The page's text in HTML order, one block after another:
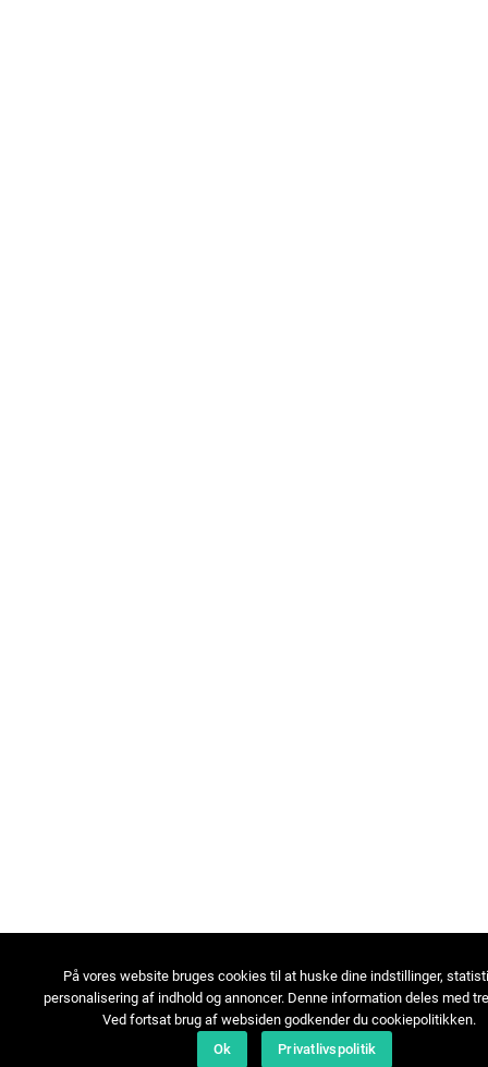
På vores website bruges cookies til at huske dine indstillinger,
personalisering af indhold og annoncer. Denne information deles med
Ved fortsat brug af websiden godkender du cookiepolitikken.
Ok
Privatlivspolitik